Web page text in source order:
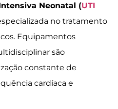
Neonatal (UTI
no tratamento
Equipamentos
são
constante de
cardíaca e